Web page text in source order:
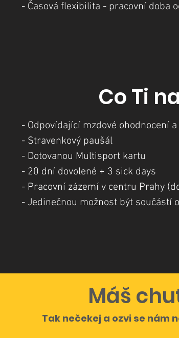
- Časová flexibilita - pracovní doba
Co Ti
- Odpovídající mzdové ohodnocení
- Stravenkový paušál
- Dotovanou Multisport kartu
- 20 dní dovolené + 3 sick days
- Pracovní zázemí v centru Prahy
- Jedinečnou možnost být
Máš
Tak nečekej a ozvi se nám